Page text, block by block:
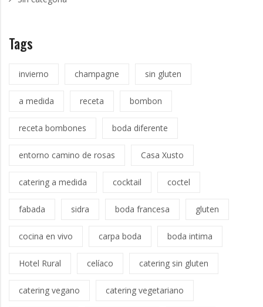
Tags
invierno champagne sin gluten
a medida receta bombon
receta bombones boda diferente
entorno camino de rosas Casa Xusto
catering a medida cocktail coctel
fabada sidra boda francesa gluten
cocina en vivo carpa boda boda intima
Hotel Rural celíaco catering sin gluten
catering vegano catering vegetariano